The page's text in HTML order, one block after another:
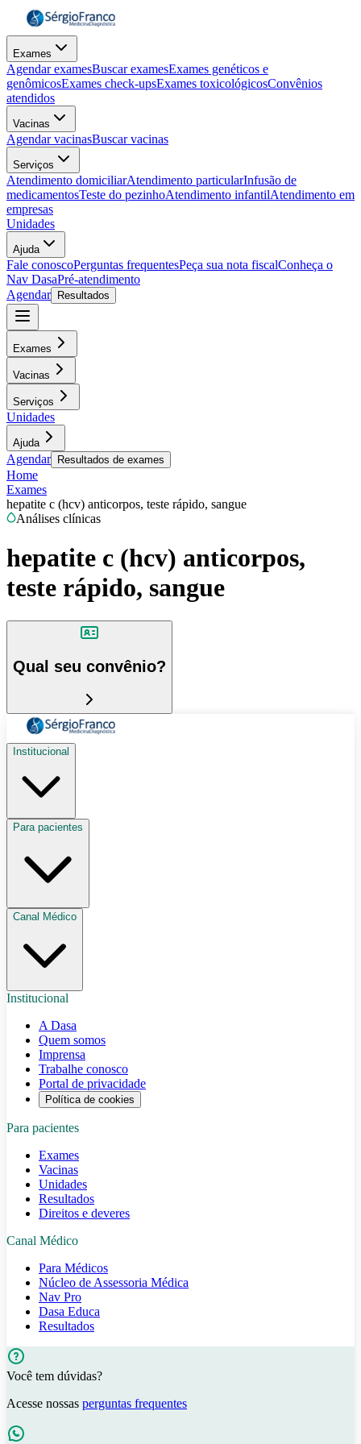
Exames
Agendar examesBuscar examesExames genéticos e
genômicosExames check-upsExames toxicológicosConvênios
atendidos
Vacinas
Agendar vacinasBuscar vacinas
Serviços
Atendimento domiciliarAtendimento particularInfusão de
medicamentosTeste do pezinhoAtendimento infantilAtendimento em
empresas
Unidades
Ajuda
Fale conoscoPerguntas frequentesPeça sua nota fiscalConheça o
Nav DasaPré-atendimento
Agendar
Resultados
Exames
Vacinas
Serviços
Unidades
Ajuda
Agendar Resultados de exames
Home
Exames
hepatite c (hcv) anticorpos, teste rápido, sangue
Análises clínicas
hepatite c (hcv) anticorpos,
teste rápido, sangue
Qual seu convênio?
Institucional
Para pacientes
Canal Médico
Institucional
A Dasa
Quem somos
Imprensa
Trabalhe conosco
Portal de privacidade
Política de cookies
Para pacientes
Exames
Vacinas
Unidades
Resultados
Direitos e deveres
Canal Médico
Para Médicos
Núcleo de Assessoria Médica
Nav Pro
Dasa Educa
Resultados
Você tem dúvidas?
Acesse nossas perguntas frequentes